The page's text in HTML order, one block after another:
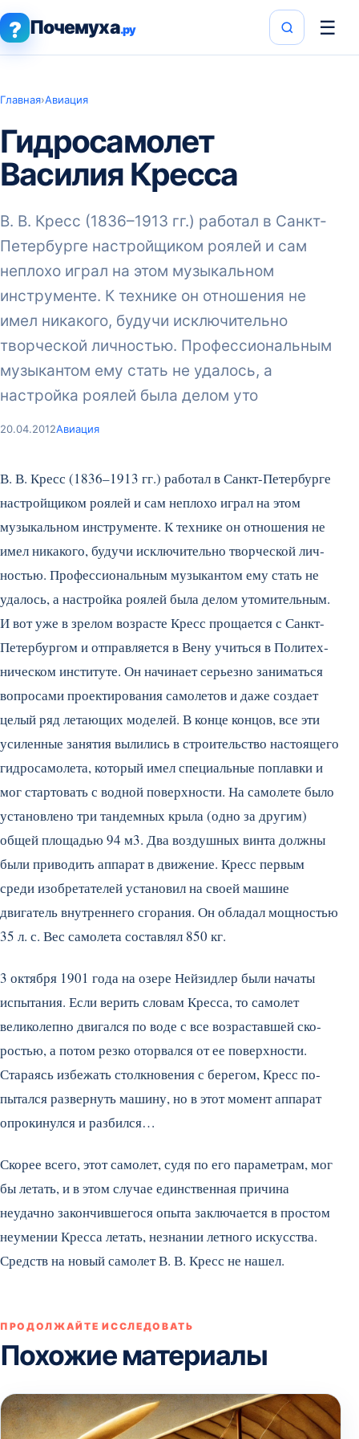
? Почемуха.ру ☰
Главная›Авиация
Гидросамолет
Василия Кресса
В. В. Кресс (1836–1913 гг.) работал в Санкт-
Петербурге на­стройщиком роялей и сам
непло­хо играл на этом музыкальном
инструменте. К технике он отно­шения не
имел никакого, будучи исключительно
творческой лич­ностью. Профессиональным
му­зыкантом ему стать не удалось, а
настройка роялей была делом уто
20.04.2012Авиация
В. В. Кресс (1836–1913 гг.) работал в Санкт-Петербурге
на­стройщиком роялей и сам непло­хо играл на этом
музыкальном инструменте. К технике он отно­шения не
имел никакого, будучи исключительно творческой лич­
ностью. Профессиональным му­зыкантом ему стать не
удалось, а настройка роялей была делом утомительным.
И вот уже в зре­лом возрасте Кресс прощается с Санкт-
Петербургом и отправля­ется в Вену учиться в Политех­
ническом институте. Он начина­ет серьезно заниматься
вопроса­ми проектирования самолетов и даже создает
целый ряд летаю­щих моделей. В конце концов, все эти
усиленные занятия вылились в строительство на­стоящего
гидросамолета, который имел специальные поплавки и
мог стартовать с водной поверхности. На самолете было
установлено три тандемных крыла (одно за другим)
общей площадью 94 м3. Два воздушных вин­та должны
были приводить аппарат в движение. Кресс первым
среди изобретателей установил на своей маши­не
двигатель внутреннего сгорания. Он обладал мощ­ностью
35 л. с. Вес самолета составлял 850 кг.
3 октября 1901 года на озере Нейзидлер были нача­ты
испытания. Если верить словам Кресса, то самолет
великолепно двигался по воде с все возраставшей ско­
ростью, а потом резко оторвался от ее поверхности.
Стараясь избежать столкновения с берегом, Кресс по­
пытался развернуть машину, но в этот момент аппарат
опрокинулся и разбился…
Скорее всего, этот самолет, судя по его параметрам, мог
бы летать, и в этом случае единственная причина
неудачно закончившегося опыта заключается в простом
неумении Кресса летать, незнании летного искусства.
Средств на новый самолет В. В. Кресс не нашел.
ПРОДОЛЖАЙТЕ ИССЛЕДОВАТЬ
Похожие материалы